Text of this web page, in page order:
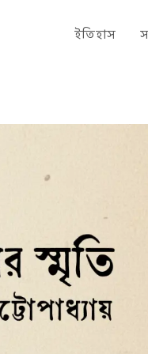
ইতিহাস